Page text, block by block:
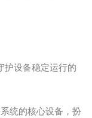
护设备稳定运行的
统的核心设备，扮